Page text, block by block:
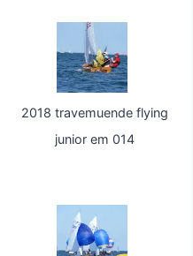
2018 travemuende flying
junior em 014